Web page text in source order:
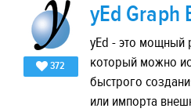
372
yEd Graph
yEd - это мощный
который можно
быстрого
или импорта